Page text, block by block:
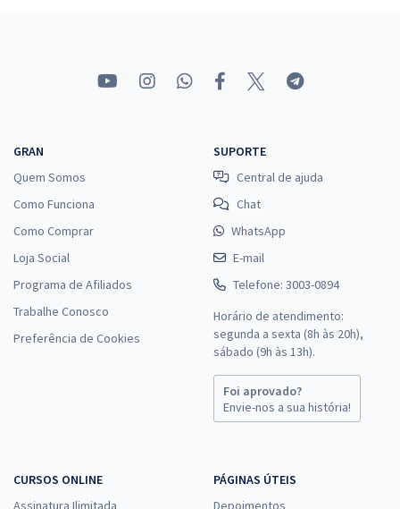
GRAN
Quem Somos
Como Funciona
Como Comprar
Loja Social
Programa de Afiliados
Trabalhe Conosco
Preferência de Cookies
SUPORTE
Central de ajuda
Chat
WhatsApp
E-mail
Telefone: 3003-0894
Horário de atendimento:
segunda a sexta (8h às 20h),
sábado (9h às 13h).
Foi aprovado?
Envie-nos a sua história!
CURSOS ONLINE
Assinatura Ilimitada
PÁGINAS ÚTEIS
Depoimentos